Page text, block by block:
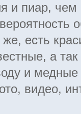
и пиар, чем
есть
а
и медные
видео,